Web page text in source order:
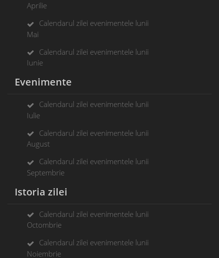
Aprilie
Calendarul zilei evenimentele lunii
Mai
Calendarul zilei evenimentele lunii
Iunie
Evenimente
Calendarul zilei evenimentele lunii
Iulie
Calendarul zilei evenimentele lunii
August
Calendarul zilei evenimentele lunii
Septembrie
Istoria zilei
Calendarul zilei evenimentele lunii
Octombrie
Calendarul zilei evenimentele lunii
Noiembrie